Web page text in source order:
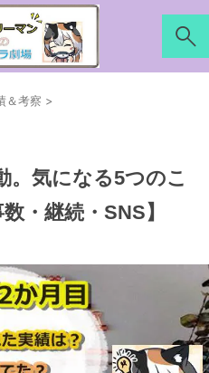
＆考察 >
。気になる5つのこ
・継続・SNS】